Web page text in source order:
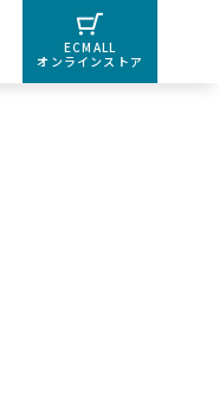
ECMALL
オンラインストア